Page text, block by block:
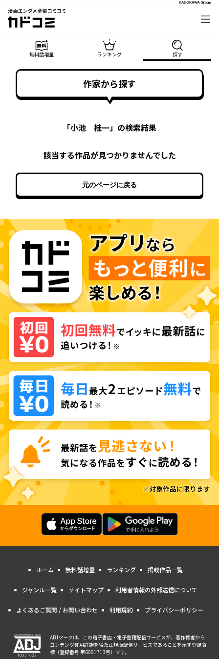
漫画エンタメ全部コミコミ
カドコミ
無料話増量 ランキング 探す
作家から探す
「小池 桂一」の検索結果
該当する作品が見つかりませんでした
元のページに戻る
ホーム 無料話増量 ランキング 掲載作品一覧
ジャンル一覧 サイトマップ 利用者情報の外部送信について
よくあるご質問 / お問い合わせ 利用規約 プライバシーポリシー
ABJマークは、この電子書店・電子書籍配信サービスが、著作権者から
コンテンツ使用許諾を得た正規版配信サービスであることを示す登録商
標（登録番号 第6091713号）です。